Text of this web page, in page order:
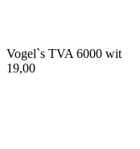
Vogel`s TVA 6000 wit
19,00